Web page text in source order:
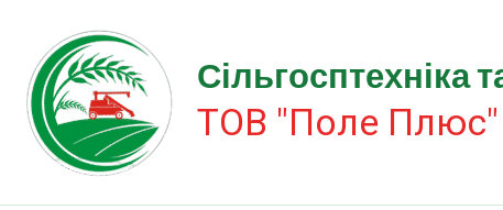
вмісту
Сільгосптехніка
ТОВ "Поле Плюс"